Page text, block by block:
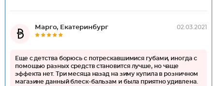
Марго, Екатеринбург 02.03.2021
Еще с детства борюсь с потрескавшимися губами, иногда с
помощью разных средств становится лучше, но чаще
эффекта нет. Три месяца назад на зиму купила в розничном
магазине данный блеск-бальзам и была приятно удивлена.